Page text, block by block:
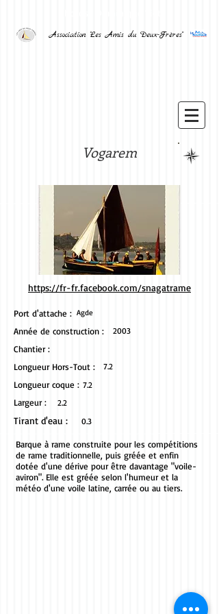
Association "Les Amis du Deux-Frères"
Vogarem
https://fr-fr.facebook.com/snagatrame
Port d'attache :
Année de construction :
Chantier :
Longueur Hors-Tout :
Longueur coque :
Largeur :
Tirant d'eau :
Agde
2003
7.2
7.2
2.2
0.3
Barque à rame construite pour les compétitions
de rame traditionnelle, puis gréée et enfin
dotée d'une dérive pour être davantage "voile-
aviron". Elle est gréée selon l'humeur et la
météo d'une voile latine, carrée ou au tiers.